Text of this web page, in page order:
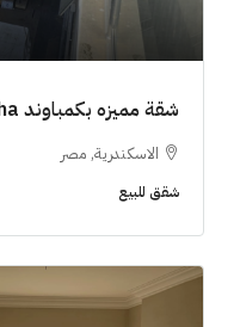
شقة مميزه بكمباوند 194m Grand View smouha
الاسكندرية, مصر
شقق للبيع